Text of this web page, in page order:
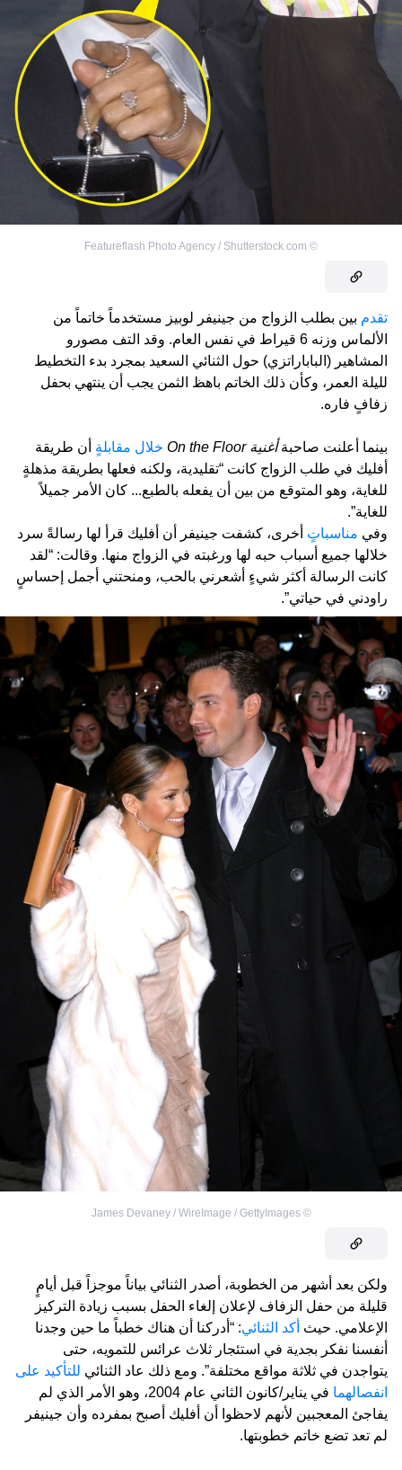
©
Featureflash Photo Agency / Shutterstock.com
تقدم بين بطلب الزواج من جينيفر لوبيز مستخدماً خاتماً من
الألماس وزنه 6 قيراط في نفس العام. وقد التف مصورو
المشاهير (الباباراتزي) حول الثنائي السعيد بمجرد بدء التخطيط
لليلة العمر، وكأن ذلك الخاتم باهظ الثمن يجب أن ينتهي بحفل
زفافٍ فاره.
بينما أعلنت صاحبةأغنية On the Floor خلال مقابلةٍ أن طريقة
أفليك في طلب الزواج كانت “تقليدية، ولكنه فعلها بطريقة مذهلةٍ
للغاية، وهو المتوقع من بين أن يفعله بالطبع... كان الأمر جميلاً
للغاية”.
وفي مناسباتٍ أخرى، كشفت جينيفر أن أفليك قرأ لها رسالةً سرد
خلالها جميع أسباب حبه لها ورغبته في الزواج منها. وقالت: “لقد
كانت الرسالة أكثر شيءٍ أشعرني بالحب، ومنحتني أجمل إحساسٍ
راودني في حياتي”.
©
James Devaney / WireImage / GettyImages
ولكن بعد أشهر من الخطوبة، أصدر الثنائي بياناً موجزاً قبل أيامٍ
قليلة من حفل الزفاف لإعلان إلغاء الحفل بسبب زيادة التركيز
الإعلامي. حيث أكد الثنائي: “أدركنا أن هناك خطباً ما حين وجدنا
أنفسنا نفكر بجدية في استئجار ثلاث عرائس للتمويه، حتى
يتواجدن في ثلاثة مواقع مختلفة”. ومع ذلك عاد الثنائي للتأكيد على
انفصالهما
في يناير/كانون الثاني عام 2004، وهو الأمر الذي لم
يفاجئ المعجبين لأنهم لاحظوا أن أفليك أصبح بمفرده وأن جينيفر
لم تعد تضع خاتم خطوبتها.